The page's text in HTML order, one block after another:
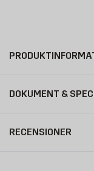
DOKUMENT &
RECENSIONER